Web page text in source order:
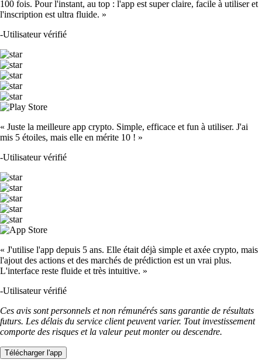
100 fois. Pour l'instant, au top : l'app est super claire, facile à utiliser et
l'inscription est ultra fluide. »
-Utilisateur vérifié
« Juste la meilleure app crypto. Simple, efficace et fun à utiliser. J'ai
mis 5 étoiles, mais elle en mérite 10 ! »
-Utilisateur vérifié
« J'utilise l'app depuis 5 ans. Elle était déjà simple et axée crypto, mais
l'ajout des actions et des marchés de prédiction est un vrai plus.
L'interface reste fluide et très intuitive. »
-Utilisateur vérifié
Ces avis sont personnels et non rémunérés sans garantie de résultats
futurs. Les délais du service client peuvent varier. Tout investissement
comporte des risques et la valeur peut monter ou descendre.
Télécharger l'app